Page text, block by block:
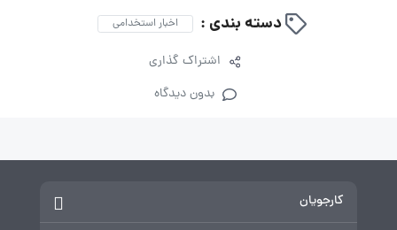
دسته بندی : اخبار استخدامی
اشتراک گذاری
بدون دیدگاه
کارجویان